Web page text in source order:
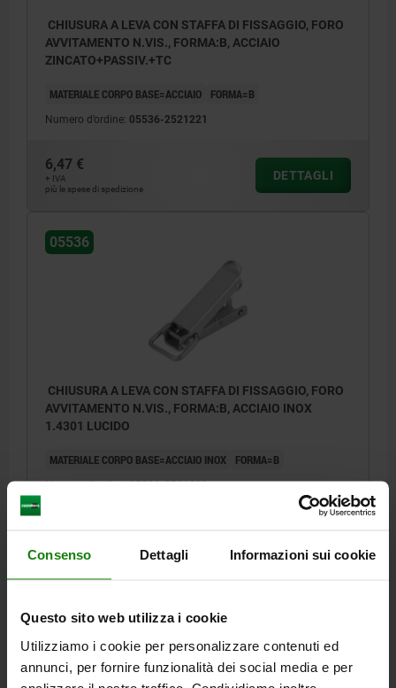
Consenso Dettagli Informazioni sui cookie
Questo sito web utilizza i cookie
Utilizziamo i cookie per personalizzare contenuti ed
annunci, per fornire funzionalità dei social media e per
CHIUSURA A LEVA CON STAFFA DI FISSAGGIO, FORO
AVVITAMENTO N.VIS., FORMA:B, ACCIAIO
ZINCATO+PASSIV.+TC
MATERIALE CORPO BASE=ACCIAIO FORMA=B
Numero d’ordine: 05536-2521221
6,47 €
+ IVA
più le spese di spedizione
DETTAGLI
05536
CHIUSURA A LEVA CON STAFFA DI FISSAGGIO, FORO
AVVITAMENTO N.VIS., FORMA:B, ACCIAIO INOX
1.4301 LUCIDO
MATERIALE CORPO BASE=ACCIAIO INOX FORMA=B
Numero d’ordine:05536-2521222
più le spese di spedizione
FORME
DETTAGLI